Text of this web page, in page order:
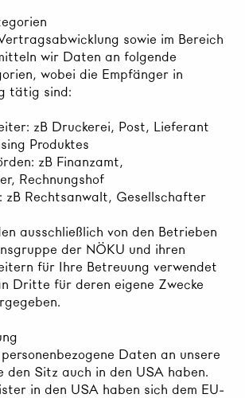
sowie im Bereich
wir Daten an folgende
wobei die Empfänger in
tätig sind:
zB Druckerei, Post, Lieferant
Produktes
zB Finanzamt,
Rechnungshof
zB Rechtsanwalt, Gesellschafter
ausschließlich von den Betrieben
der NÖKU und ihren
für Ihre Betreuung verwendet
Dritte für deren eigene Zwecke
Daten an unsere
den Sitz auch in den USA haben.
in den USA haben sich dem EU-